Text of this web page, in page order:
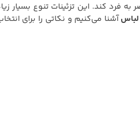
فرد کند. این تزئینات تنوع بسیار
لباسآشنا می‌کنیم و نکاتی را برای